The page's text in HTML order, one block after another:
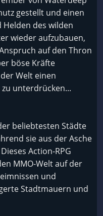
gestellt und einen
des wilden
wieder aufzubauen,
auf den Thron
böse Kräfte
Welt einen
unterdrücken...
beliebtesten Städte
sie aus der Asche
Action-RPG
MMO-Welt auf der
und
Stadtmauern und